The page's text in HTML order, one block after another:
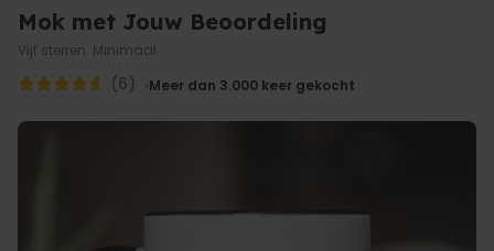
Mok met Jouw Beoordeling
Vijf sterren. Minimaal.
(6) Meer dan 3.000 keer gekocht